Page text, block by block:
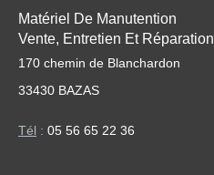
Matériel De Manutention
Vente, Entretien Et Réparation
170 chemin de Blanchardon
33430 BAZAS
Tél : 05 56 65 22 36